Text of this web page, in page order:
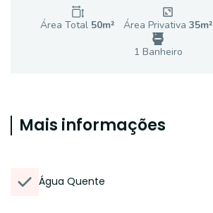
Área Total 50m² Área Privativa 35m²
1 Banheiro
Mais informações
Água Quente